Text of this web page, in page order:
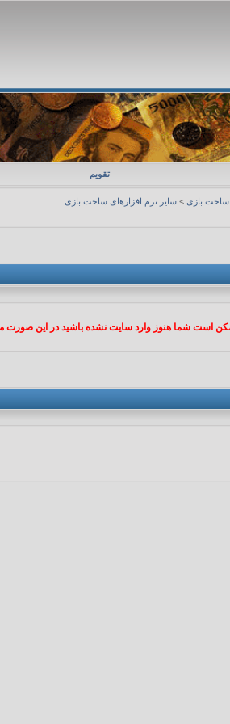
تقویم
ساخت بازی > سایر نرم افزارهای ساخت بازی
است شما هنوز وارد سایت نشده باشید در این صورت